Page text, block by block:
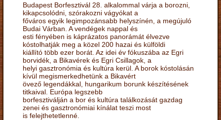
Budapest Borfesztivál 28. alkalommal várja a borozni,
kikapcsolódni, szórakozni vágyókat a
főváros egyik legimpozánsabb helyszínén, a megújuló
Budai Várban. A vendégek nappal és
esti fényében is káprázatos panorámát élvezve
kóstolhatják meg a közel 200 hazai és külföldi
kiállító több ezer borát. Az idei év fókuszába az Egri
borvidék, a Bikavérek és Egri Csillagok, a
helyi gasztronómia és kultúra kerül. A borok kóstolásán
kívül megismerkedhetünk a Bikavért
övező legendákkal, hungarikum borunk készítésének
titkaival. Európa legszebb
borfesztiválján a bor és kultúra találkozását gazdag
zenei és gasztronómiai kínálat teszi most
is felejthetetlenné.